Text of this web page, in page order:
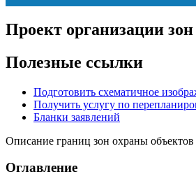
Проект организации
Полезные ссылки
Подготовить схематичное
Получить услугу по
Бланки заявлений
Описание границ зон охраны объектов
Оглавление